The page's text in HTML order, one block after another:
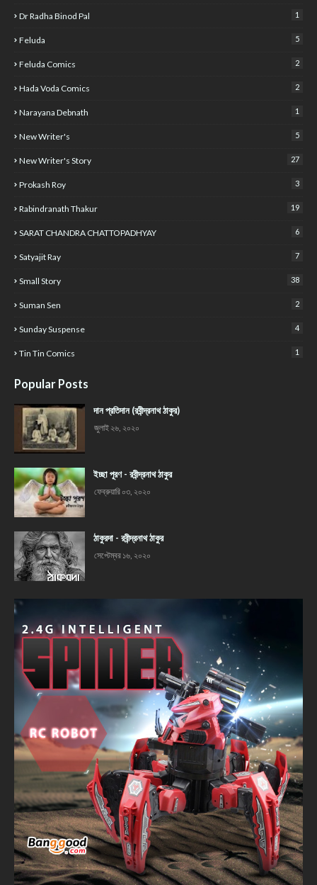
Dr Radha Binod Pal 1
Feluda 5
Feluda Comics 2
Hada Voda Comics 2
Narayana Debnath 1
New Writer's 5
New Writer's Story 27
Prokash Roy 3
Rabindranath Thakur 19
SARAT CHANDRA CHATTOPADHYAY 6
Satyajit Ray 7
Small Story 38
Suman Sen 2
Sunday Suspense 4
Tin Tin Comics 1
Popular Posts
দান প্রতিদান (রবীন্দ্রনাথ ঠাকুর)
জুলাই ২৬, ২০২০
ইচ্ছা পূরণ - রবীন্দ্রনাথ ঠাকুর
ফেব্রুয়ারি ০৩, ২০২০
ঠাকুরদা - রবীন্দ্রনাথ ঠাকুর
সেপ্টেম্বর ১৬, ২০২০